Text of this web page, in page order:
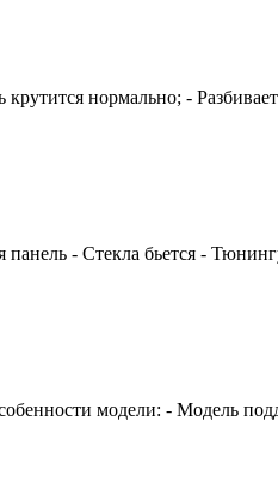
нормально; -
- Стекла бьется -
модели: - Модель